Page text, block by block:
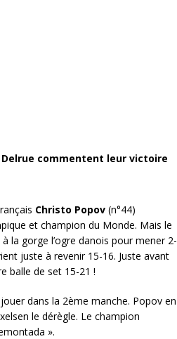
Delrue commentent leur victoire
Christo Popov (n°44)
et champion du Monde. Mais le
la gorge l’ogre danois pour mener 2-
juste à revenir 15-16. Juste avant
balle de set 15-21 !
dans la 2ème manche. Popov en
le dérègle. Le champion
».